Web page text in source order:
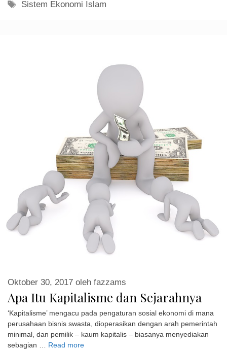
Tag
Sistem Ekonomi Islam
Apa Itu Kapitalisme dan Sejarahnya
Oktober 30, 2017 oleh fazzams
‘Kapitalisme’ mengacu pada pengaturan sosial ekonomi di mana
perusahaan bisnis swasta, dioperasikan dengan arah pemerintah
minimal, dan pemilik – kaum kapitalis – biasanya menyediakan
sebagian … Read more